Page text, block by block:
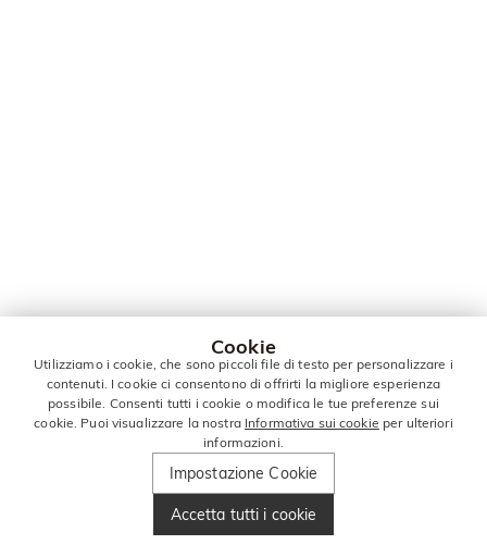
Cookie
Utilizziamo i cookie, che sono piccoli file di testo per personalizzare i
contenuti. I cookie ci consentono di offrirti la migliore esperienza
possibile. Consenti tutti i cookie o modifica le tue preferenze sui
cookie. Puoi visualizzare la nostra Informativa sui cookie per ulteriori
informazioni.
Impostazione Cookie
Accetta tutti i cookie